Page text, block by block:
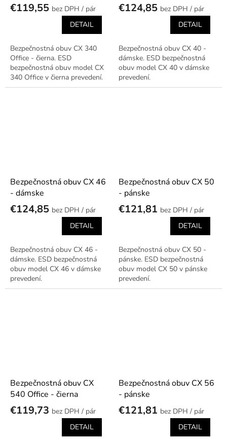
€119,55
/ pár
DETAIL
Bezpečnostná obuv CX 340
Office - čierna. ESD
bezpečnostná obuv model CX
340 Office v čierna prevedení.
€124,85
/ pár
DETAIL
Bezpečnostná obuv CX 40 -
dámske. ESD bezpečnostná
obuv model CX 40 v dámske
prevedení.
Bezpečnostná obuv CX 46
- dámske
€124,85
/ pár
DETAIL
Bezpečnostná obuv CX 46 -
dámske. ESD bezpečnostná
obuv model CX 46 v dámske
prevedení.
Bezpečnostná obuv CX 50
- pánske
€121,81
/ pár
DETAIL
Bezpečnostná obuv CX 50 -
pánske. ESD bezpečnostná
obuv model CX 50 v pánske
prevedení.
Bezpečnostná obuv CX
540 Office - čierna
€119,73
/ pár
DETAIL
Bezpečnostná obuv CX 56
- pánske
€121,81
/ pár
DETAIL